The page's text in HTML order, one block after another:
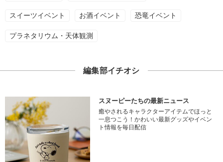
スイーツイベント お酒イベント 恐竜イベント
プラネタリウム・天体観測
編集部イチオシ
スヌーピーたちの最新ニュース
癒やされるキャラクターアイテムでほっと
一息つこう！かわいい最新グッズやイベン
ト情報を毎日配信